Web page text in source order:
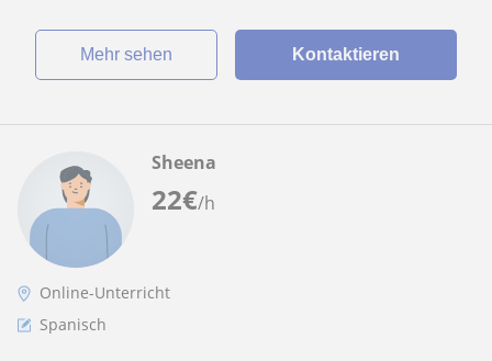
Mehr sehen Kontaktieren
22€/h
Sheena
Online-Unterricht
Spanisch